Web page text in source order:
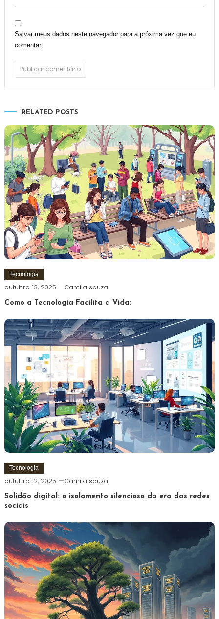
Salvar meus dados neste navegador para a próxima vez que eu
comentar.
RELATED POSTS
Tecnologia
outubro 13, 2025 Camila souza
Como a Tecnologia Facilita a Vida:
Tecnologia
outubro 12, 2025 Camila souza
Solidão digital: o isolamento silencioso da era das redes
sociais